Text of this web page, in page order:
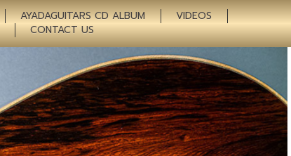
AYADAGUITARS CD ALBUM
VIDEOS
CONTACT US